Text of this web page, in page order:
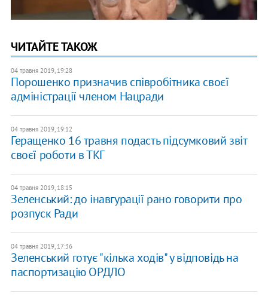
ЧИТАЙТЕ ТАКОЖ
04 травня 2019, 19:28
Порошенко призначив співробітника своєї
адміністрації членом Нацради
04 травня 2019, 19:12
Геращенко 16 травня подасть підсумковий звіт
своєї роботи в ТКГ
04 травня 2019, 18:15
Зеленський: до інавгурації рано говорити про
розпуск Ради
04 травня 2019, 17:36
Зеленський готує "кілька ходів" у відповідь на
паспортизацію ОРДЛО